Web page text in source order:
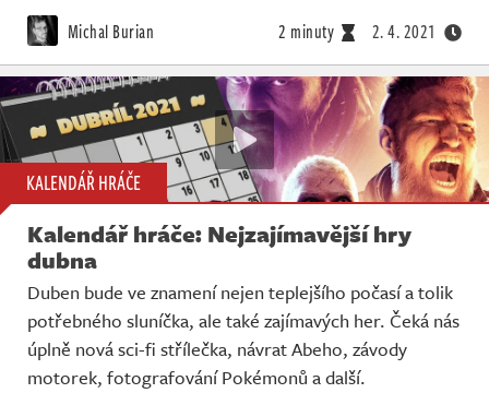
Michal Burian 2 minuty 2. 4. 2021
KALENDÁŘ HRÁČE
Kalendář hráče: Nejzajímavější hry
dubna
Duben bude ve znamení nejen teplejšího počasí a tolik
potřebného sluníčka, ale také zajímavých her. Čeká nás
úplně nová sci-fi střílečka, návrat Abeho, závody
motorek, fotografování Pokémonů a další.